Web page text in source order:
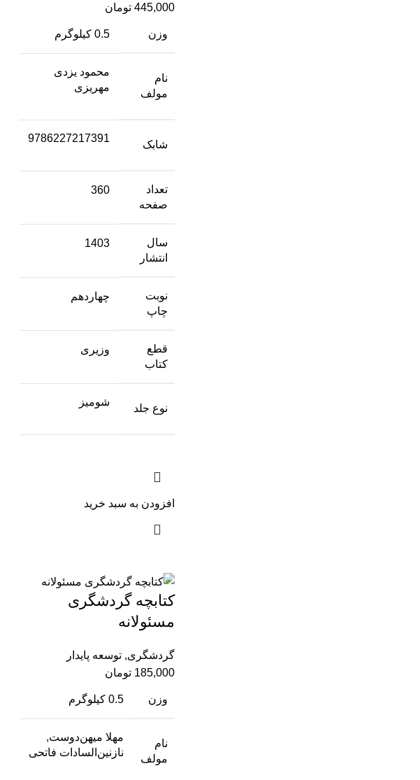
445,000 تومان
وزن 0.5 کیلوگرم
نام
مولف
محمود یزدی‌
مهریزی‌
شابک
9786227217391
تعداد
صفحه
360
سال
انتشار
1403
نوبت
چاپ
چهاردهم
قطع
کتاب
وزیری
نوع جلد
شومیز
افزودن به سبد خرید
کتابچه گردشگری
مسئولانه
گردشگری, توسعه پایدار
185,000 تومان
وزن 0.5 کیلوگرم
نام
مولف
مهلا میهن‌دوست,
نازنین‌السادات فاتحی